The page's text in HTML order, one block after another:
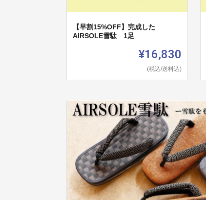
【早割15%OFF】完成した
AIRSOLE雪駄 1足
¥16,830
(税込/送料込)